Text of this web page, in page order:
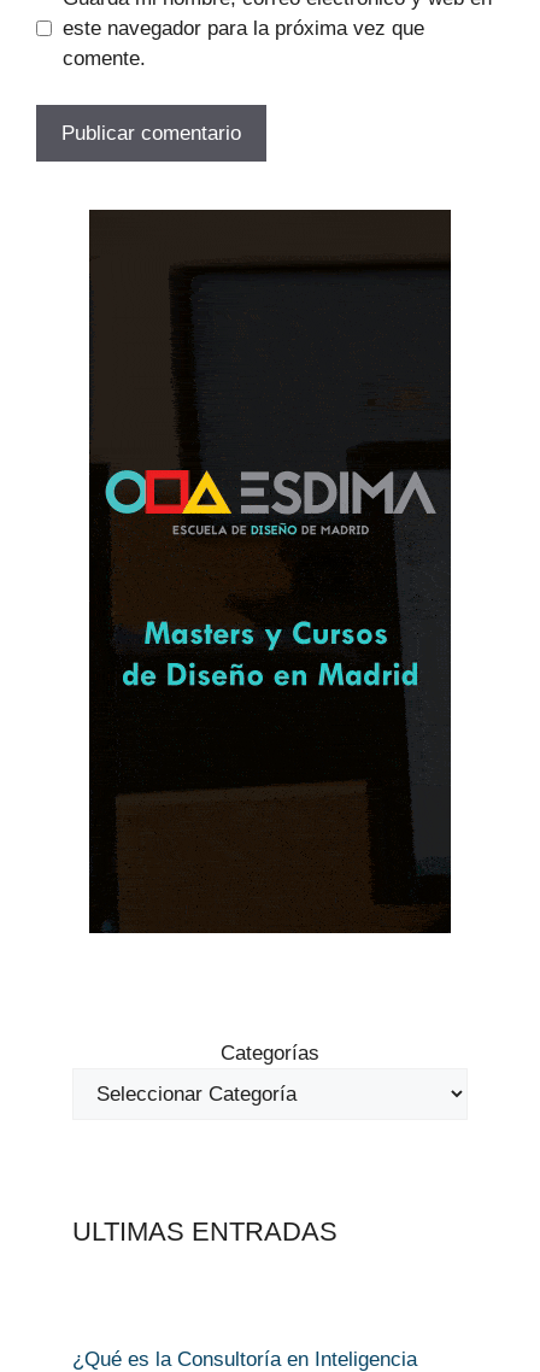
este navegador para la próxima vez que
comente.
Categorías
ULTIMAS ENTRADAS
¿Qué es la Consultoría en Inteligencia